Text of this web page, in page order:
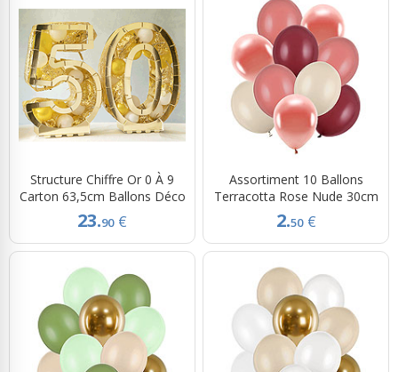
Structure Chiffre Or 0 À 9
Carton 63,5cm Ballons Déco
23.90 €
Assortiment 10 Ballons
Terracotta Rose Nude 30cm
2.50 €